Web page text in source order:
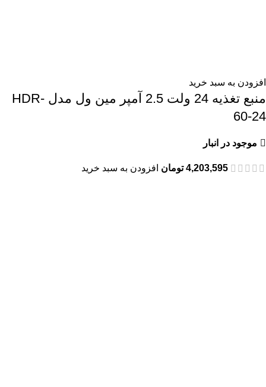
افزودن به سبد خرید
منبع تغذیه 24 ولت 2.5 آمپر مین ول مدل HDR-
60-24
موجود در انبار
4,203,595 تومان افزودن به سبد خرید